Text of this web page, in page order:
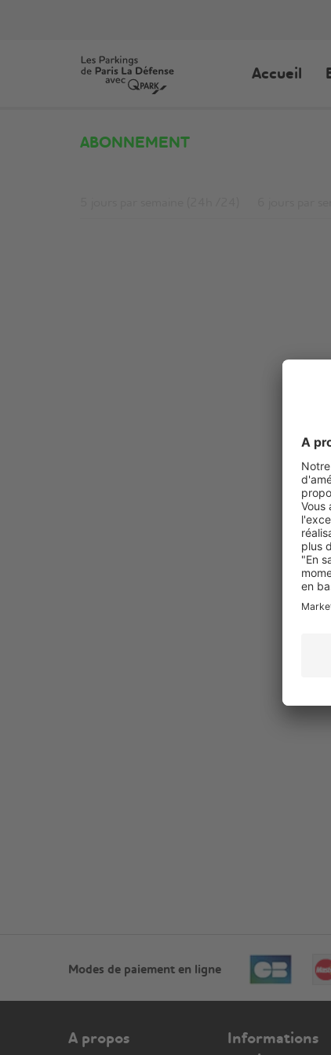
Accueil
ABONNEMENT
Modes de paiement en ligne
A propos
Informations